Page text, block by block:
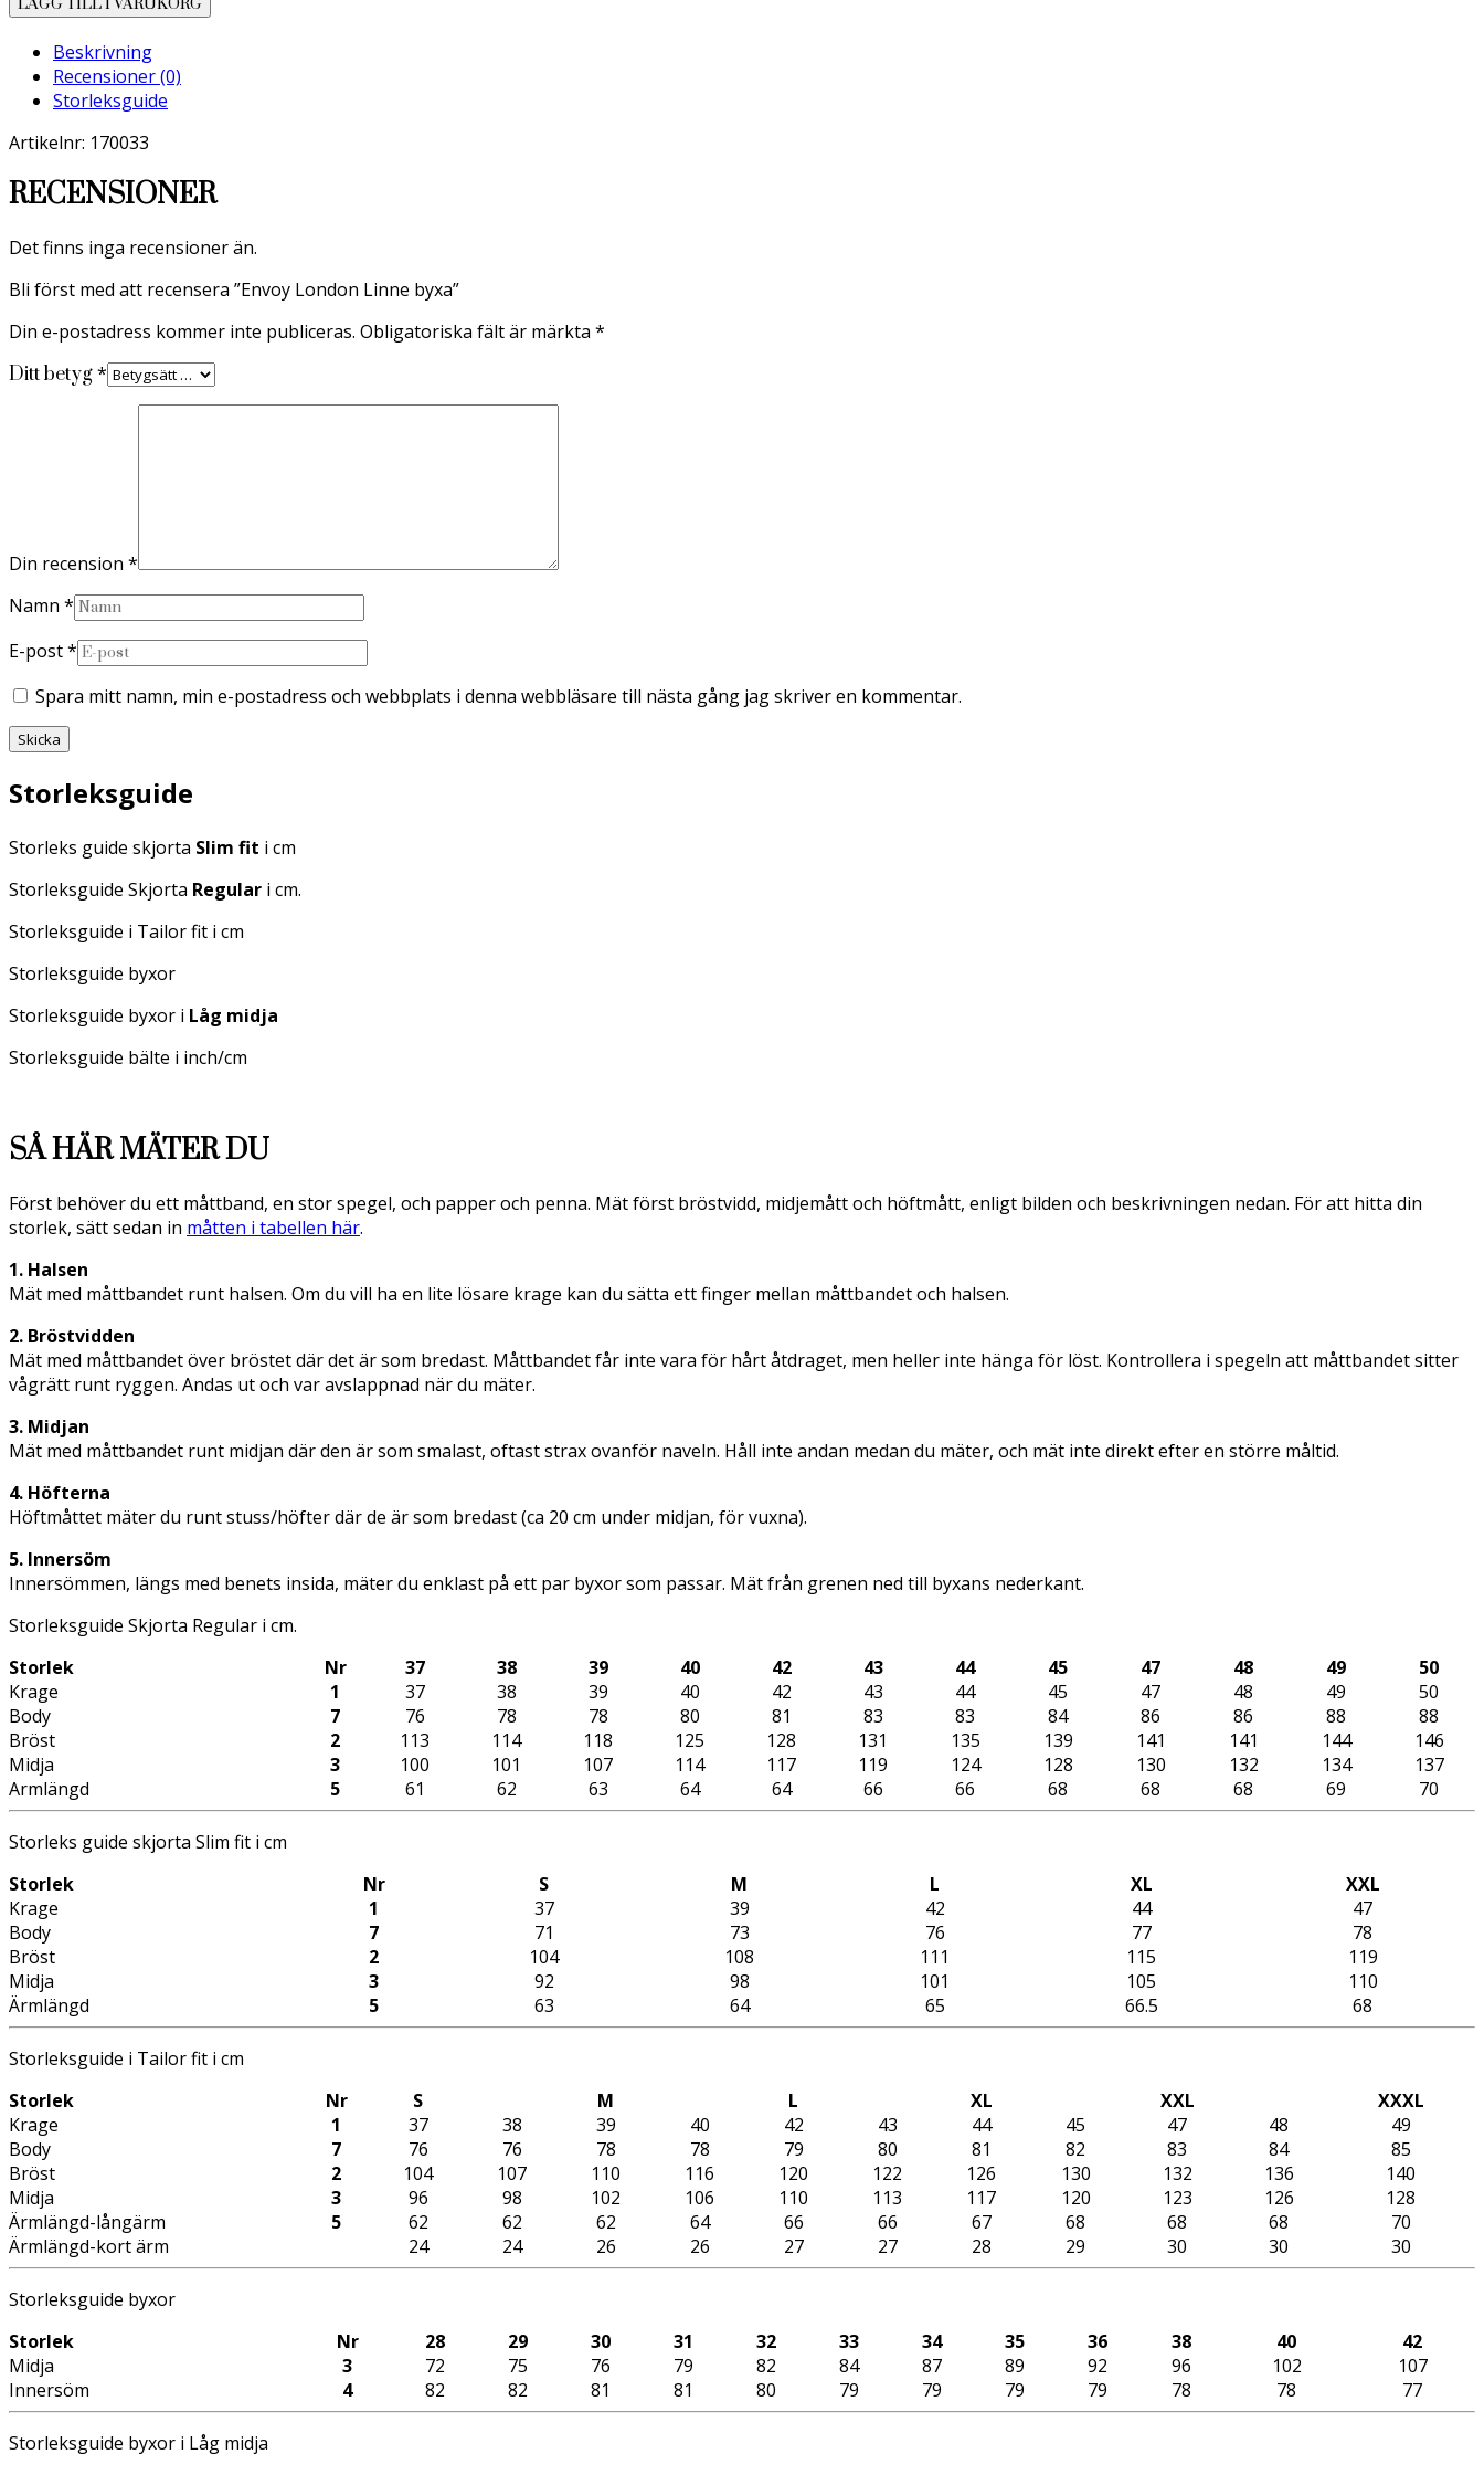
Linne
byxa
mängd
LÄGG TILL I VARUKORG
Beskrivning
Recensioner (0)
Storleksguide
Artikelnr: 170033
RECENSIONER
Det finns inga recensioner än.
Bli först med att recensera ”Envoy London Linne byxa”
Din e-postadress kommer inte publiceras. Obligatoriska fält är märkta *
Ditt betyg*
Din recension *
Namn *
E-post*
Spara mitt namn, min e-postadress och webbplats i denna webbläsare till nästa gång jag skriver en kommentar.
Storleksguide
Storleks guide skjorta Slim fit i cm
Storleksguide Skjorta Regular i cm.
Storleksguide i Tailor fit i cm
Storleksguide byxor
Storleksguide byxor i Låg midja
Storleksguide bälte i inch/cm
SÅ HÄR MÄTER DU
Först behöver du ett måttband, en stor spegel, och papper och penna. Mät först bröstvidd, midjemått och höftmått, enligt bilden och beskrivningen nedan. För att hitta din
storlek, sätt sedan in måtten i tabellen här.
1. Halsen
Mät med måttbandet runt halsen. Om du vill ha en lite lösare krage kan du sätta ett finger mellan måttbandet och halsen.
2. Bröstvidden
Mät med måttbandet över bröstet där det är som bredast. Måttbandet får inte vara för hårt åtdraget, men heller inte hänga för löst. Kontrollera i spegeln att måttbandet sitter
vågrätt runt ryggen. Andas ut och var avslappnad när du mäter.
3. Midjan
Mät med måttbandet runt midjan där den är som smalast, oftast strax ovanför naveln. Håll inte andan medan du mäter, och mät inte direkt efter en större måltid.
4. Höfterna
Höftmåttet mäter du runt stuss/höfter där de är som bredast (ca 20 cm under midjan, för vuxna).
5. Innersöm
Innersömmen, längs med benets insida, mäter du enklast på ett par byxor som passar. Mät från grenen ned till byxans nederkant.
Storleksguide Skjorta Regular i cm.
Storlek
Nr 37 38 39 40 42 43 44 45 47 48 49
50
Krage
1 37 38 39 40 42 43 44 45 47 48 49
50
Body
7 76 78 78 80 81 83 83 84 86 86 88
88
Bröst
2 113 114 118 125 128 131 135 139 141 141 144
146
Midja
3 100 101 107 114 117 119 124 128 130 132 134
137
Armlängd
5 61 62 63 64 64 66 66 68 68 68 69 70
Storleks guide skjorta Slim fit i cm
Storlek
Nr S M L XL
XXL
Krage
1 37 39 42 44
47
Body
7 71 73 76 77
78
Bröst
2 104 108 111 115
119
Midja
3 92 98 101 105
110
Ärmlängd
5 63 64 65 66.5 68
Storleksguide i Tailor fit i cm
Storlek
Nr S M L XL XXL
XXXL
Krage
1 37 38 39 40 42 43 44 45 47 48
49
Body
7 76 76 78 78 79 80 81 82 83 84
85
Bröst
2 104 107 110 116 120 122 126 130 132 136
140
Midja
3 96 98 102 106 110 113 117 120 123 126
128
Ärmlängd-långärm
5 62 62 62 64 66 66 67 68 68 68
70
Ärmlängd-kort ärm
24 24 26 26 27 27 28 29 30 30 30
Storleksguide byxor
Storlek
Nr 28 29 30 31 32 33 34 35 36 38 40
42
Midja
3 72 75 76 79 82 84 87 89 92 96 102
107
Innersöm
4 82 82 81 81 80 79 79 79 79 78 78 77
Storleksguide byxor i Låg midja